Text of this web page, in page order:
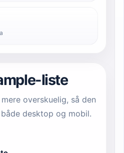
liste
overskuelig, så den
desktop og mobil.